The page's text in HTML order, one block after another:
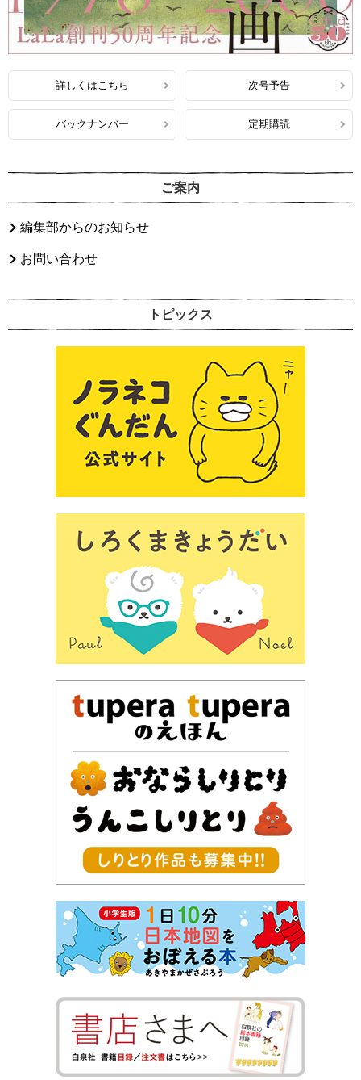
詳しくはこちら 次号予告
バックナンバー 定期購読
ご案内
編集部からのお知らせ
お問い合わせ
トピックス